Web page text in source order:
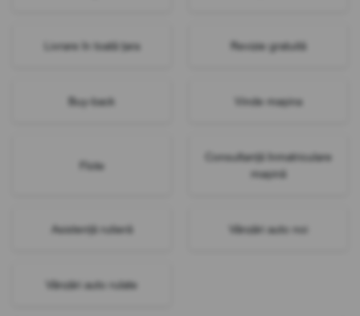
Livrare în toată țara Revizie gratuită
Buy-back Vinde mașina
Flote
Consultanță înmatriculare
mașină
Asistență rutieră Vânzări auto noi
Vânzări auto rulate